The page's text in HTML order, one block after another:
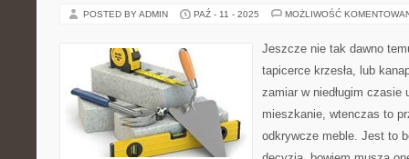
POSTED BY ADMIN PAŹ - 11 - 2025 MOŻLIWOŚĆ
Jeszcze nie tak dawno
tapicerce krzesła, lub
zamiar w niedługim czasie
mieszkanie, wtenczas to
odkrywcze meble. Jest to